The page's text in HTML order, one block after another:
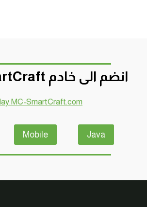
انضم الى خادم SmartCraft الآن
SmartCraft.com
Java
Mobile